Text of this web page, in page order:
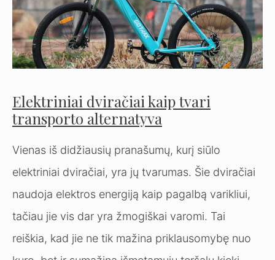
Elektriniai dviračiai kaip tvari
transporto alternatyva
Vienas iš didžiausių pranašumų, kurį siūlo
elektriniai dviračiai, yra jų tvarumas. Šie dviračiai
naudoja elektros energiją kaip pagalbą varikliui,
tačiau jie vis dar yra žmogiškai varomi. Tai
reiškia, kad jie ne tik mažina priklausomybę nuo